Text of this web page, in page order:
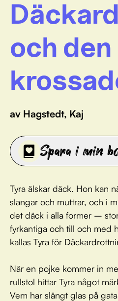
och den
av Hagstedt, Kaj
Spara i min
Tyra älskar däck. Hon kan
slangar och muttrar, och i
det däck i alla former –
fyrkantiga och till och med
kallas Tyra för
När en pojke kommer in
rullstol hittar Tyra något
Vem har slängt glas på